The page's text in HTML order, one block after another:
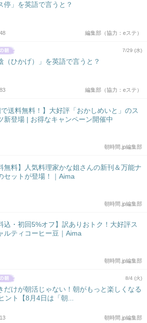
停」を英語で言うと？
編集部（協力：eステ）
7/29 (水)
（ひかげ）」を英語で言うと？
編集部（協力：eステ）
で送料無料！】大好評「おかしめいと」のス
新登場 | お得なキャンペーン開催中
朝時間.jp編集部
無料】人気料理家かな姐さんの新刊＆万能ナ
セットが登場！｜Aima
朝時間.jp編集部
込・初回5%オフ】訳ありおトク！大好評ス
ルティコーヒー豆｜Aima
朝時間.jp編集部
8/4 (火)
だけが朝活じゃない！朝がもっと楽しくなる
ント【8月4日は「朝...
朝時間.jp編集部